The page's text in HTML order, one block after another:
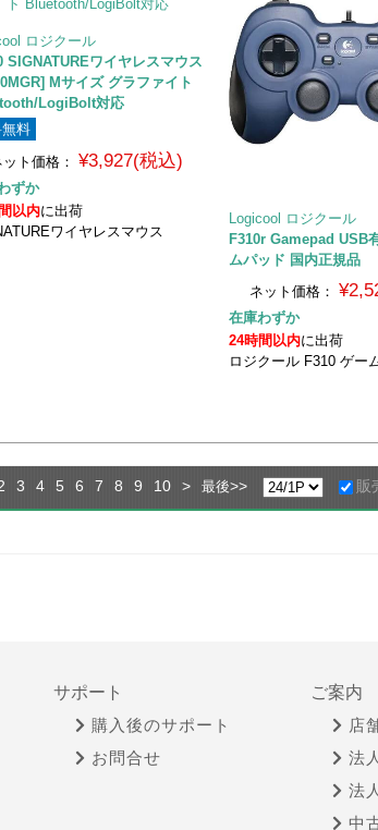
ロジクール
SIGNATUREワイヤレスマウス
Mサイズ グラファイト
LogiBolt対応
料
ット価格： ¥3,927(税込)
ずか
以内に出荷
ワイヤレスマウス
Logicool ロジクール
F310r Gamepad USB
ムパッド 国内正規品
ネット価格：
在庫わずか
24時間以内に出荷
ロジクール F310 ゲー
3 4 5 6 7 8 9 10 > 最後>> 販
サポート
購入後のサポート
お問合せ
ご案内
店
法
法
中